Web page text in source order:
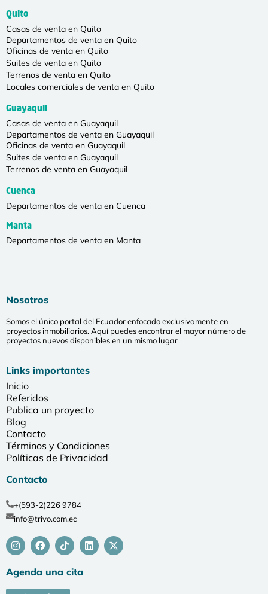
Quito
Casas de venta en Quito
Departamentos de venta en Quito
Oficinas de venta en Quito
Suites de venta en Quito
Terrenos de venta en Quito
Locales comerciales de venta en Quito
Guayaquil
Casas de venta en Guayaquil
Departamentos de venta en Guayaquil
Oficinas de venta en Guayaquil
Suites de venta en Guayaquil
Terrenos de venta en Guayaquil
Cuenca
Departamentos de venta en Cuenca
Manta
Departamentos de venta en Manta
Nosotros
Somos el único portal del Ecuador enfocado exclusivamente en
proyectos inmobiliarios. Aquí puedes encontrar el mayor número de
proyectos nuevos disponibles en un mismo lugar
Links importantes
Inicio
Referidos
Publica un proyecto
Blog
Contacto
Términos y Condiciones
Políticas de Privacidad
Contacto
+(593-2)226 9784
info@trivo.com.ec
Agenda una cita